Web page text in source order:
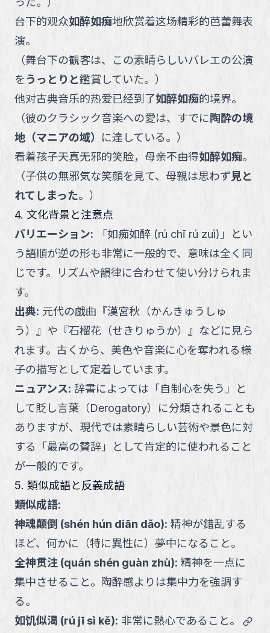
台下的观众如醉如痴地欣赏着这场精彩的芭蕾舞表
演。
（舞台下の観客は、この素晴らしいバレエの公演
を うっとりと鑑賞していた。 ）
他对古典音乐的热爱已经到了如醉如痴的境界。
（彼のクラシック音楽への愛は、すでに 陶酔の境
地（マニアの域） に達している。 ）
看着孩子天真无邪的笑脸，母亲不由得如醉如痴。
（子供の無邪気な笑顔を見て、母親は思わず見と
れてしまった。 ）
4. 文化背景と注意点
バリエーション:
「如痴如醉 (rú chī rú zuì)」とい
う語順が逆の形も非常に一般的で、意味は全く同
じです。リズムや韻律に合わせて使い分けられま
す。
出典: 元代の戯曲『漢宮秋（かんきゅうしゅ
う）』や『石榴花（せきりゅうか）』などに見ら
れます。古くから、美色や音楽に心を奪われる様
子の描写として定着しています。
ニュアンス: 辞書によっては「自制心を失う」と
して貶し言葉（Derogatory）に分類されることも
ありますが、現代では素晴らしい芸術や景色に対
する「最高の賛辞」として肯定的に使われること
が一般的です。
5. 類似成語と反義成語
類似成語:
神魂颠倒 (shén hún diān dǎo): 精神が錯乱する
ほど、何かに（特に異性に）夢中になること。
全神贯注 (quán shén guàn zhù): 精神を一点に
集中させること。陶酔感よりは集中力を強調す
る。
如饥似渴 (rú jī sì kě): 非常に熱心であること。
link